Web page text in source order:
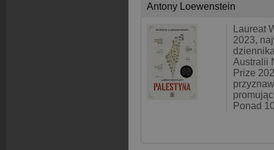
Antony Loewenstein
Laureat
2023,
Australii
Prize
Ponad